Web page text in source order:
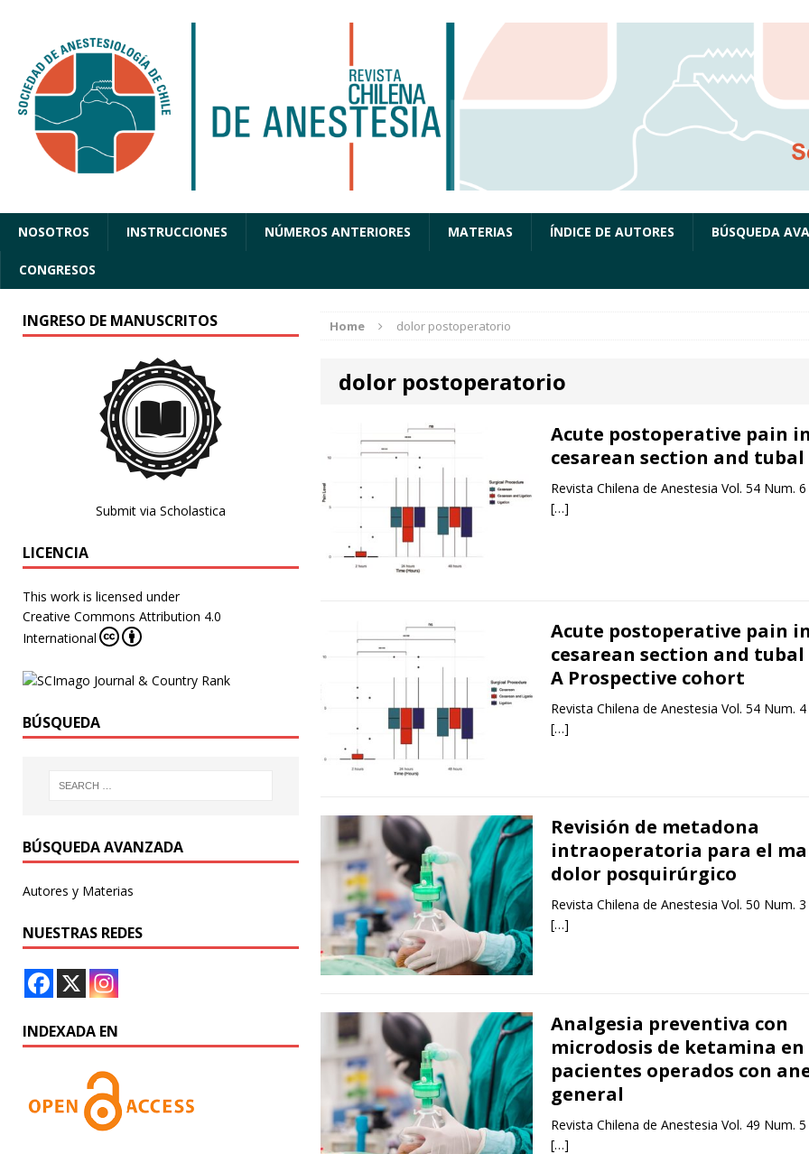
NOSOTROS INSTRUCCIONES NÚMEROS ANTERIORES MATERIAS ÍNDICE DE AUTORES BÚSQUEDA
CONGRESOS
Home dolor postoperatorio
dolor postoperatorio
Acute postoperative pain
cesarean section and
Revista Chilena de Anestesia Vol. 54 Num.
[…]
Acute postoperative pain
cesarean section and
A Prospective cohort
Revista Chilena de Anestesia Vol. 54 Num.
[…]
Revisión de metadona
intraoperatoria para el
dolor posquirúrgico
Revista Chilena de Anestesia Vol. 50 Num.
[…]
Analgesia preventiva con
microdosis de ketamina en
pacientes operados con
general
Revista Chilena de Anestesia Vol. 49 Num.
[…]
INGRESO DE MANUSCRITOS
Submit via Scholastica
LICENCIA
This work is licensed under
Creative Commons Attribution 4.0
International
BÚSQUEDA
BÚSQUEDA AVANZADA
Autores y Materias
NUESTRAS REDES
INDEXADA EN